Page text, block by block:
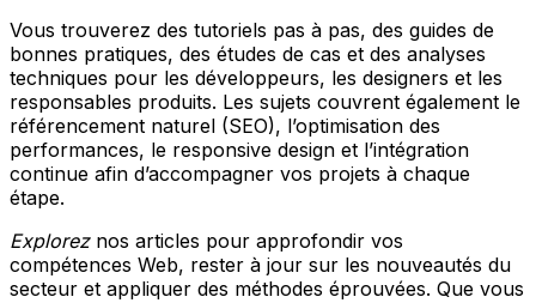
Vous trouverez des tutoriels pas à pas, des guides de
bonnes pratiques, des études de cas et des analyses
techniques pour les développeurs, les designers et les
responsables produits. Les sujets couvrent également le
référencement naturel (SEO), l’optimisation des
performances, le responsive design et l’intégration
continue afin d’accompagner vos projets à chaque
étape.
Exploreznos articles pour approfondir vos
compétences Web, rester à jour sur les nouveautés du
secteur et appliquer des méthodes éprouvées. Que vous